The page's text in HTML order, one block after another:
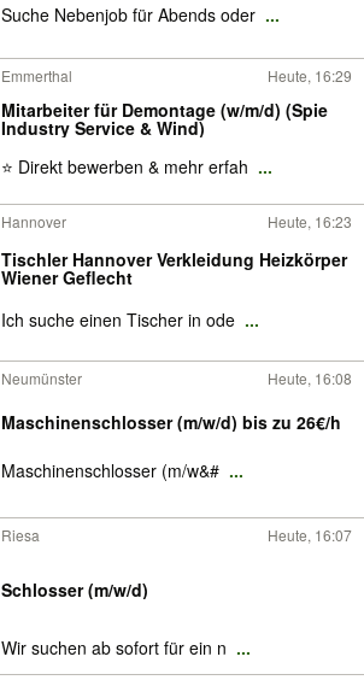
Suche Nebenjob für Abends oder ...
Emmerthal Heute, 16:29
Mitarbeiter für Demontage (w/m/d) (Spie
Industry Service & Wind)
⭐ Direkt bewerben & mehr erfah ...
Hannover Heute, 16:23
Tischler Hannover Verkleidung Heizkörper
Wiener Geflecht
Ich suche einen Tischer in ode ...
Neumünster Heute, 16:08
Maschinenschlosser (m/w/d) bis zu 26€/h
Maschinenschlosser (m/w&# ...
Riesa Heute, 16:07
Schlosser (m/w/d)
Wir suchen ab sofort für ein n ...